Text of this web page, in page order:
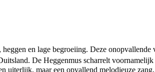
en lage begroeiing. Deze
De Heggenmus scharrelt
uiterlijk, maar een opvallend melodieuze